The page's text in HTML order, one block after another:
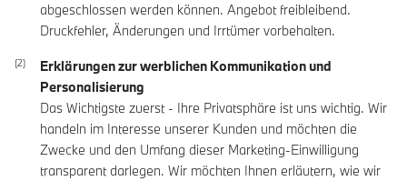
abgeschlossen werden können. Angebot freibleibend.
Druckfehler, Änderungen und Irrtümer vorbehalten.
Erklärungen zur werblichen Kommunikation und
Personalisierung
Das Wichtigste zuerst - Ihre Privatsphäre ist uns wichtig. Wir
handeln im Interesse unserer Kunden und möchten die
Zwecke und den Umfang dieser Marketing-Einwilligung
transparent darlegen. Wir möchten Ihnen erläutern, wie wir